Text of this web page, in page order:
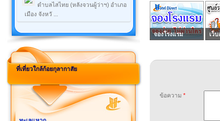
ตำบลไสไทย (หลังจวนผู้ว่าฯ) อำเภอ
เมือง จังหวั ...
ที่เที่ยวใกล้ก้อยกุลากาสัย
จองโรงแรม เว็
ข้อความ *